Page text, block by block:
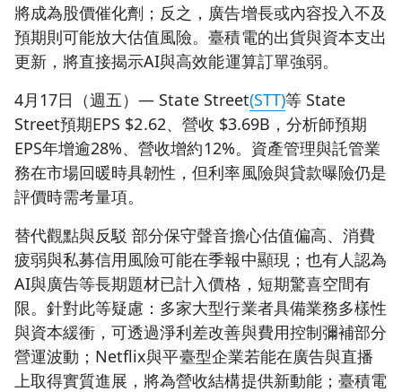
將成為股價催化劑；反之，廣告增長或內容投入不及
預期則可能放大估值風險。臺積電的出貨與資本支出
更新，將直接揭示AI與高效能運算訂單強弱。
4月17日（週五）— State Street(STT)等 State
Street預期EPS $2.62、營收 $3.69B，分析師預期
EPS年增逾28%、營收增約12%。資產管理與託管業
務在市場回暖時具韌性，但利率風險與貸款曝險仍是
評價時需考量項。
替代觀點與反駁 部分保守聲音擔心估值偏高、消費
疲弱與私募信用風險可能在季報中顯現；也有人認為
AI與廣告等長期題材已計入價格，短期驚喜空間有
限。針對此等疑慮：多家大型行業者具備業務多樣性
與資本緩衝，可透過淨利差改善與費用控制彌補部分
營運波動；Netflix與平臺型企業若能在廣告與直播
上取得實質進展，將為營收結構提供新動能；臺積電